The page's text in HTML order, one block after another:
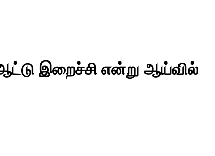
இறைச்சி என்று ஆய்வில்